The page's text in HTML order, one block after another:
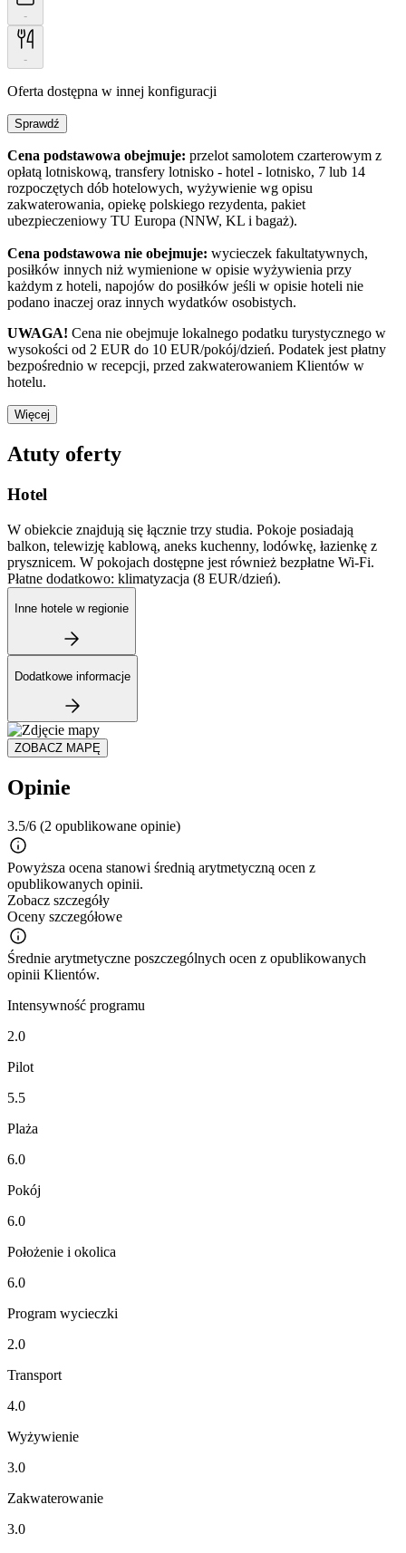
-
-
Oferta dostępna w innej konfiguracji
Sprawdź
Cena podstawowa obejmuje: przelot samolotem czarterowym z
opłatą lotniskową, transfery lotnisko - hotel - lotnisko, 7 lub 14
rozpoczętych dób hotelowych, wyżywienie wg opisu
zakwaterowania, opiekę polskiego rezydenta, pakiet
ubezpieczeniowy TU Europa (NNW, KL i bagaż).
Cena podstawowa nie obejmuje: wycieczek fakultatywnych,
posiłków innych niż wymienione w opisie wyżywienia przy
każdym z hoteli, napojów do posiłków jeśli w opisie hoteli nie
podano inaczej oraz innych wydatków osobistych.
UWAGA! Cena nie obejmuje lokalnego podatku turystycznego w
wysokości od 2 EUR do 10 EUR/pokój/dzień. Podatek jest płatny
bezpośrednio w recepcji, przed zakwaterowaniem Klientów w
hotelu.
Więcej
Atuty oferty
Hotel
W obiekcie znajdują się łącznie trzy studia. Pokoje posiadają
balkon, telewizję kablową, aneks kuchenny, lodówkę, łazienkę z
prysznicem. W pokojach dostępne jest również bezpłatne Wi-Fi.
Płatne dodatkowo: klimatyzacja (8 EUR/dzień).
Inne hotele w regionie
Dodatkowe informacje
ZOBACZ MAPĘ
Opinie
3.5/6 (2 opublikowane opinie)
Powyższa ocena stanowi średnią arytmetyczną ocen z
opublikowanych opinii.
Zobacz szczegóły
Oceny szczegółowe
Średnie arytmetyczne poszczególnych ocen z opublikowanych
opinii Klientów.
Intensywność programu
2.0
Pilot
5.5
Plaża
6.0
Pokój
6.0
Położenie i okolica
6.0
Program wycieczki
2.0
Transport
4.0
Wyżywienie
3.0
Zakwaterowanie
3.0